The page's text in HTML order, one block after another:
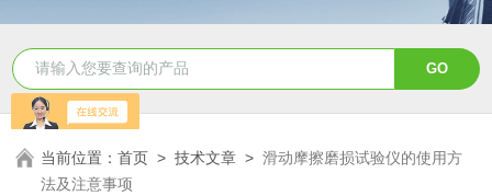
当前位置：首页 >技术文章 >滑动摩擦磨损试验仪的使用方
法及注意事项